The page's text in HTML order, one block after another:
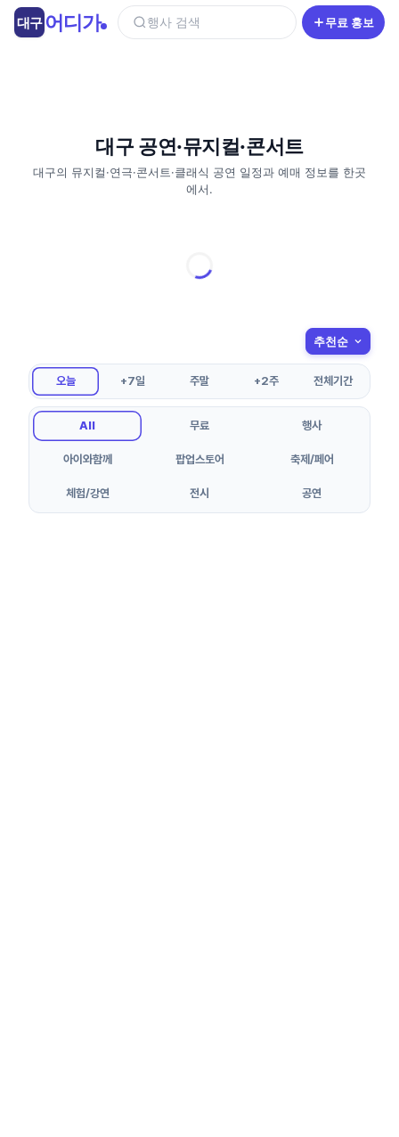
대구 공연·뮤지컬·콘서트
대구의 뮤지컬·연극·콘서트·클래식 공연 일정과 예매 정보를 한곳
에서.
오늘 +7일 주말 +2주 전체기간
All 무료 행사
아이와함께 팝업스토어 축제/페어
체험/강연 전시 공연
대구 어디가 행사 검색 무료 홍보